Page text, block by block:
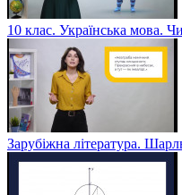
10 клас. Українська мова.
Зарубіжна література.